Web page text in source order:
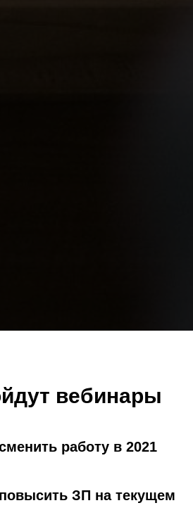
вебинары
работу в 2021
ЗП на текущем